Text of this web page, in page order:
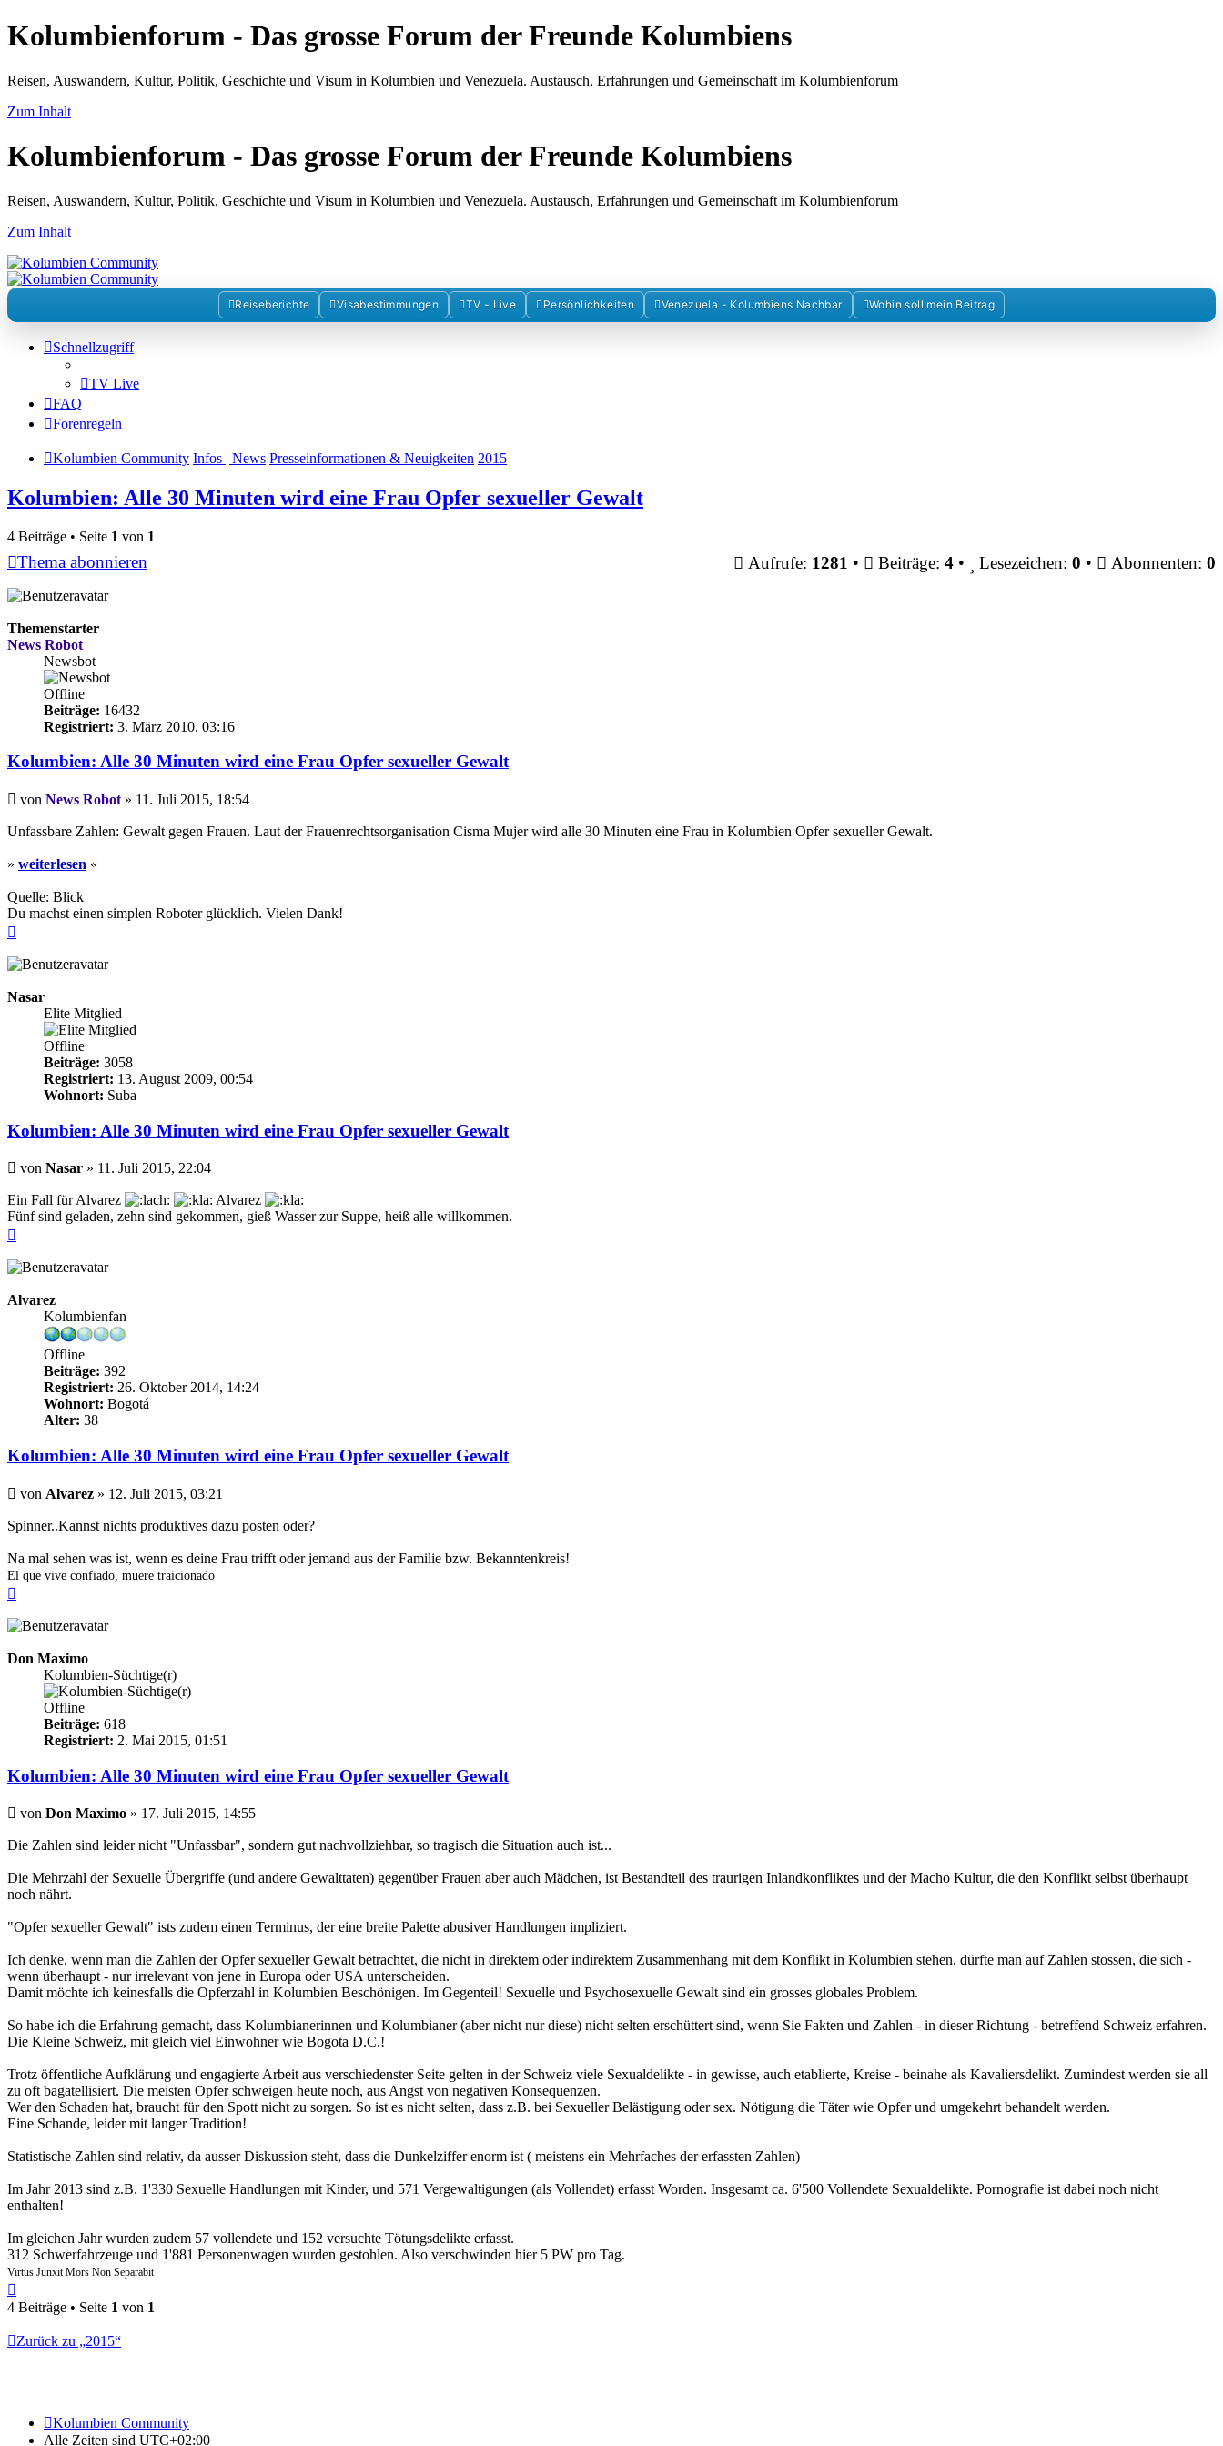
Kolumbienforum - Das grosse Forum der Freunde Kolumbiens
Reisen, Auswandern, Kultur, Politik, Geschichte und Visum in Kolumbien und Venezuela. Austausch, Erfahrungen und Gemeinschaft im Kolumbienforum
Zum Inhalt
Kolumbienforum - Das grosse Forum der Freunde Kolumbiens
Reisen, Auswandern, Kultur, Politik, Geschichte und Visum in Kolumbien und Venezuela. Austausch, Erfahrungen und Gemeinschaft im Kolumbienforum
Zum Inhalt
Reiseberichte Visabestimmungen TV - Live Persönlichkeiten Venezuela - Kolumbiens Nachbar Wohin soll mein Beitrag
Schnellzugriff
TV Live
FAQ
Forenregeln
Kolumbien Community Infos | News Presseinformationen & Neuigkeiten 2015
Kolumbien: Alle 30 Minuten wird eine Frau Opfer sexueller Gewalt
4 Beiträge • Seite 1 von 1
Thema abonnieren Aufrufe: 1281 • Beiträge: 4 • Lesezeichen: 0 • Abonnenten: 0
Themenstarter
News Robot
Newsbot
Offline
Beiträge: 16432
Registriert: 3. März 2010, 03:16
Kolumbien: Alle 30 Minuten wird eine Frau Opfer sexueller Gewalt
Beitrag
von News Robot » 11. Juli 2015, 18:54
Unfassbare Zahlen: Gewalt gegen Frauen. Laut der Frauenrechtsorganisation Cisma Mujer wird alle 30 Minuten eine Frau in Kolumbien Opfer sexueller Gewalt.
» weiterlesen «
Quelle: Blick
Du machst einen simplen Roboter glücklich. Vielen Dank!
Nasar
Elite Mitglied
Offline
Beiträge: 3058
Registriert: 13. August 2009, 00:54
Wohnort: Suba
Kolumbien: Alle 30 Minuten wird eine Frau Opfer sexueller Gewalt
Beitrag
von Nasar » 11. Juli 2015, 22:04
Ein Fall für Alvarez
Alvarez
Fünf sind geladen, zehn sind gekommen, gieß Wasser zur Suppe, heiß alle willkommen.
Alvarez
Kolumbienfan
Offline
Beiträge: 392
Registriert: 26. Oktober 2014, 14:24
Wohnort: Bogotá
Alter: 38
Kolumbien: Alle 30 Minuten wird eine Frau Opfer sexueller Gewalt
Beitrag
von Alvarez » 12. Juli 2015, 03:21
Spinner..Kannst nichts produktives dazu posten oder?
Na mal sehen was ist, wenn es deine Frau trifft oder jemand aus der Familie bzw. Bekanntenkreis!
El que vive confiado, muere traicionado
Don Maximo
Kolumbien-Süchtige(r)
Offline
Beiträge: 618
Registriert: 2. Mai 2015, 01:51
Kolumbien: Alle 30 Minuten wird eine Frau Opfer sexueller Gewalt
Beitrag
von Don Maximo » 17. Juli 2015, 14:55
Die Zahlen sind leider nicht "Unfassbar", sondern gut nachvollziehbar, so tragisch die Situation auch ist...
Die Mehrzahl der Sexuelle Übergriffe (und andere Gewalttaten) gegenüber Frauen aber auch Mädchen, ist Bestandteil des traurigen Inlandkonfliktes und der Macho Kultur, die den Konflikt selbst überhaupt
noch nährt.
"Opfer sexueller Gewalt" ists zudem einen Terminus, der eine breite Palette abusiver Handlungen impliziert.
Ich denke, wenn man die Zahlen der Opfer sexueller Gewalt betrachtet, die nicht in direktem oder indirektem Zusammenhang mit dem Konflikt in Kolumbien stehen, dürfte man auf Zahlen stossen, die sich -
wenn überhaupt - nur irrelevant von jene in Europa oder USA unterscheiden.
Damit möchte ich keinesfalls die Opferzahl in Kolumbien Beschönigen. Im Gegenteil! Sexuelle und Psychosexuelle Gewalt sind ein grosses globales Problem.
So habe ich die Erfahrung gemacht, dass Kolumbianerinnen und Kolumbianer (aber nicht nur diese) nicht selten erschüttert sind, wenn Sie Fakten und Zahlen - in dieser Richtung - betreffend Schweiz erfahren.
Die Kleine Schweiz, mit gleich viel Einwohner wie Bogota D.C.!
Trotz öffentliche Aufklärung und engagierte Arbeit aus verschiedenster Seite gelten in der Schweiz viele Sexualdelikte - in gewisse, auch etablierte, Kreise - beinahe als Kavaliersdelikt. Zumindest werden sie all
zu oft bagatellisiert. Die meisten Opfer schweigen heute noch, aus Angst von negativen Konsequenzen.
Wer den Schaden hat, braucht für den Spott nicht zu sorgen. So ist es nicht selten, dass z.B. bei Sexueller Belästigung oder sex. Nötigung die Täter wie Opfer und umgekehrt behandelt werden.
Eine Schande, leider mit langer Tradition!
Statistische Zahlen sind relativ, da ausser Diskussion steht, dass die Dunkelziffer enorm ist ( meistens ein Mehrfaches der erfassten Zahlen)
Im Jahr 2013 sind z.B. 1'330 Sexuelle Handlungen mit Kinder, und 571 Vergewaltigungen (als Vollendet) erfasst Worden. Insgesamt ca. 6'500 Vollendete Sexualdelikte. Pornografie ist dabei noch nicht
enthalten!
Im gleichen Jahr wurden zudem 57 vollendete und 152 versuchte Tötungsdelikte erfasst.
312 Schwerfahrzeuge und 1'881 Personenwagen wurden gestohlen. Also verschwinden hier 5 PW pro Tag.
Virtus Junxit Mors Non Separabit
oben
4 Beiträge • Seite 1 von 1
Zurück zu „2015“
Kolumbien Community
Alle Zeiten sind UTC+02:00